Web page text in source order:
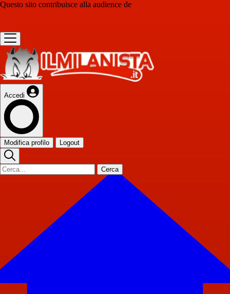
Questo sito contribuisce alla audience de
Accedi
Modifica profilo Logout
Cerca